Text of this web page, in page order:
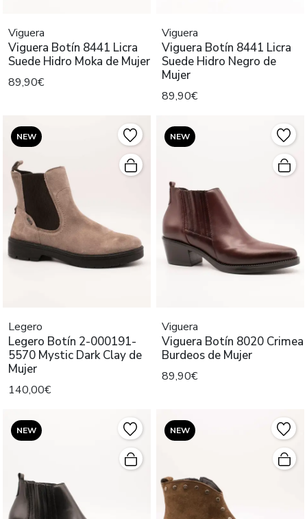
Viguera
Viguera Botín 8441 Licra
Suede Hidro Moka de Mujer
89,90€
Viguera
Viguera Botín 8441 Licra
Suede Hidro Negro de
Mujer
89,90€
NEW
Legero
Legero Botín 2-000191-
5570 Mystic Dark Clay de
Mujer
140,00€
NEW
Viguera
Viguera Botín 8020 Crimea
Burdeos de Mujer
89,90€
NEW NEW